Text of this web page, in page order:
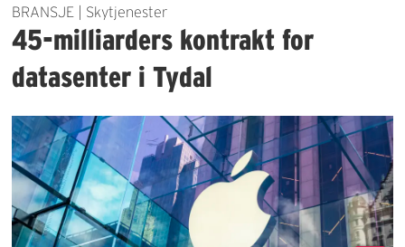
BRANSJE | Skytjenester
45-milliarders kontrakt for
datasenter i Tydal